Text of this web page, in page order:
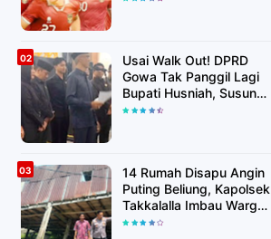
Usai Walk Out! DPRD
Gowa Tak Panggil Lagi
Bupati Husniah, Susun
Rekomendasi Hak
14 Rumah Disapu Angin
Puting Beliung, Kapolsek
Takkalalla Imbau Warga
Waspada Cuaca